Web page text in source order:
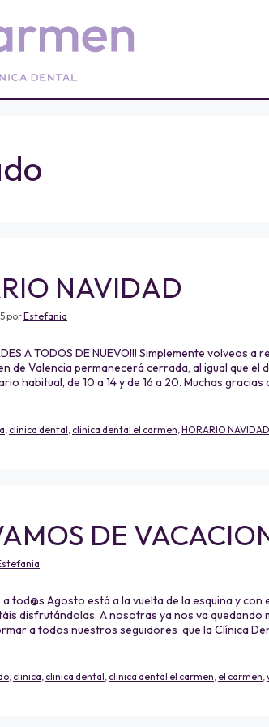
NAVIDAD
porEstefania
A TODOS DE NUEVO!!! Simplemente volveos
de Valencia permanecerá cerrada, al igual que el
habitual, de 10 a 14 y de 16 a 20. Muchas gracias
clinica dental clinica dental el carmen ,HORARIO NAVIDAD
DE
tod@s Agosto está a la vuelta de la esquina y con
disfrutándolas. A nosotras ya nos va quedando
a todos nuestros seguidores que la Clínica
, clinica, clinica dental, clinica dental el carmen, el carmen,